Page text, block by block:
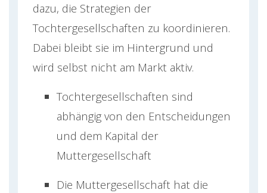
dazu, die Strategien der
Tochtergesellschaften zu koordinieren.
Dabei bleibt sie im Hintergrund und
wird selbst nicht am Markt aktiv.
Tochtergesellschaften sind
abhängig von den Entscheidungen
und dem Kapital der
Muttergesellschaft
Die Muttergesellschaft hat die